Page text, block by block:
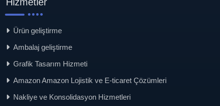
Ürün geliştirme
Ambalaj geliştirme
Grafik Tasarım Hizmeti
Amazon Amazon Lojistik ve E-ticaret Çözümleri
Nakliye ve Konsolidasyon Hizmetleri